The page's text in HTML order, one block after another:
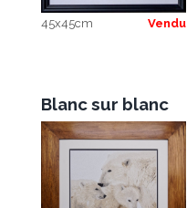
45x45cm Vendu
Blanc sur blanc